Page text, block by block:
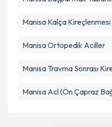
Manisa Kalça
Manisa Ortopedik Aciller
Manisa Travma Sonrası
Manisa Acl (Ön Çapraz